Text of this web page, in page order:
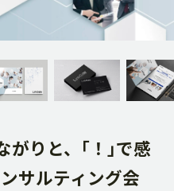
がりと、｢！｣で感
サルティング会